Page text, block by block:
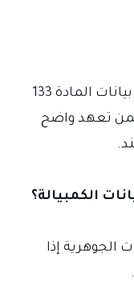
أهم شرط هو أن تكون مكتوبة وفق بيانات المادة 133
تعهد واضح
الكمبيالة؟
الجوهرية إذا